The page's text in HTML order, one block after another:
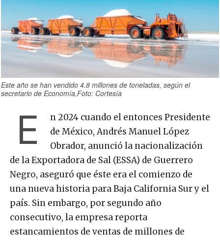
Este año se han vendido 4.8 millones de toneladas, según el
secretario de Economía,Foto: Cortesía
E
n 2024 cuando el entonces Presidente
de México, Andrés Manuel López
Obrador, anunció la nacionalización
de la Exportadora de Sal (ESSA) de Guerrero
Negro, aseguró que éste era el comienzo de
una nueva historia para Baja California Sur y el
país. Sin embargo, por segundo año
consecutivo, la empresa reporta
estancamientos de ventas de millones de